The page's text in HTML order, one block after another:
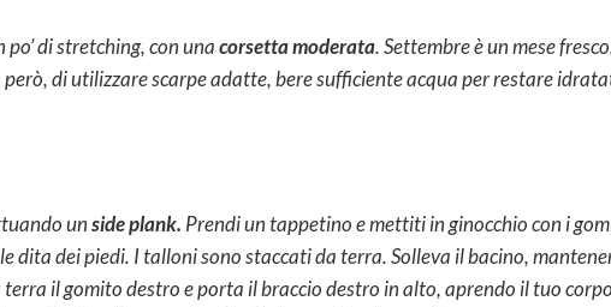
di stretching, con unacorsetta moderata. Settembre è un mese
di utilizzare scarpe adatte, bere sufficiente acqua per restare
unside plank. Prendi un tappetino e mettiti in ginocchio con i
dita dei piedi. I talloni sono staccati da terra. Solleva il bacino,
il gomito destro e porta il braccio destro in alto, aprendo il tuo